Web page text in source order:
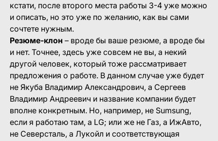
кстати, после второго места работы 3-4 уже можно
и описать, но это уже по желанию, как вы сами
сочтете нужным.
Резюме-клон – вроде бы ваше резюме, а вроде бы
и нет. Точнее, здесь уже совсем не вы, а некий
другой человек, который тоже рассматривает
предложения о работе. В данном случае уже будет
не Якуба Владимир Александрович, а Сергеев
Владимир Андреевич и название компании будет
вполне конкретным. Но, например, не Sumsung,
если я работаю там, а LG; или же не Газ, а ИжАвто,
не Северсталь, а Лукойл и соответствующая